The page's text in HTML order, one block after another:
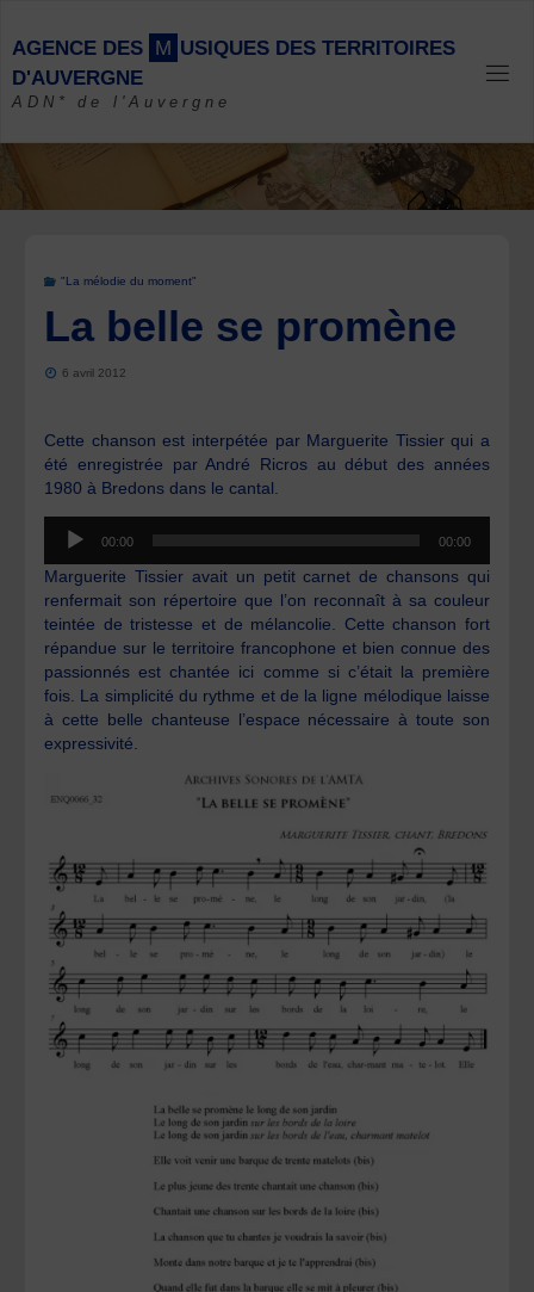
content
AGENCE DES M USIQUES DES TERRITOIRES
D'AUVERGNE
ADN* de l'Auvergne
"La mélodie du moment"
La belle se promène
6 avril 2012
Cette chanson est interpétée par Marguerite Tissier qui a
été enregistrée par André Ricros au début des années
1980 à Bredons dans le cantal.
Lecteur
audio
00:00 00:00
Marguerite Tissier avait un petit carnet de chansons qui
renfermait son répertoire que l’on reconnaît à sa couleur
teintée de tristesse et de mélancolie. Cette chanson fort
répandue sur le territoire francophone et bien connue des
passionnés est chantée ici comme si c’était la première
fois. La simplicité du rythme et de la ligne mélodique laisse
à cette belle chanteuse l’espace nécessaire à toute son
expressivité.